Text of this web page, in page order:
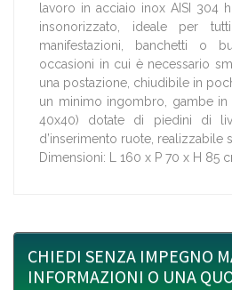
lavoro in acciaio inox AISI 304
insonorizzato, ideale per
manifestazioni, banchetti o
occasioni in cui è necessario
una postazione, chiudibile in
un minimo ingombro, gambe
40x40) dotate di piedini di
d’inserimento ruote, realizzabile
Dimensioni: L 160 x P 70 x H 85
CHIEDI SENZA IMPEGNO
INFORMAZIONI O UNA